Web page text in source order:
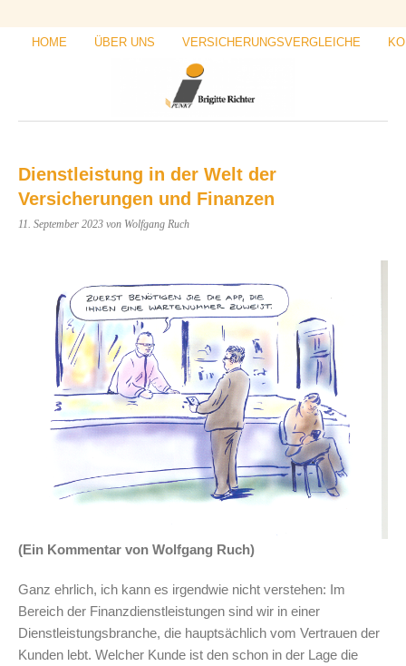
HOME ÜBER UNS VERSICHERUNGSVERGLEICHE
Dienstleistung in der Welt der
Versicherungen und Finanzen
11. September 2023 von Wolfgang Ruch
(Ein Kommentar von Wolfgang Ruch)
Ganz ehrlich, ich kann es irgendwie nicht verstehen: Im
Bereich der Finanzdienstleistungen sind wir in einer
Dienstleistungsbranche, die hauptsächlich vom Vertrauen der
Kunden lebt. Welcher Kunde ist den schon in der Lage die